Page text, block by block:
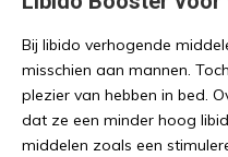
Bij libido verhogende
misschien aan mannen.
plezier van hebben in bed.
dat ze een minder hoog
middelen zoals een